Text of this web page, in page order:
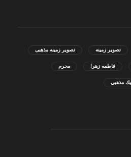
تصویر زمینه تصویر زمینه مذهبی
فاطمه زهرا محرم
مذهبي